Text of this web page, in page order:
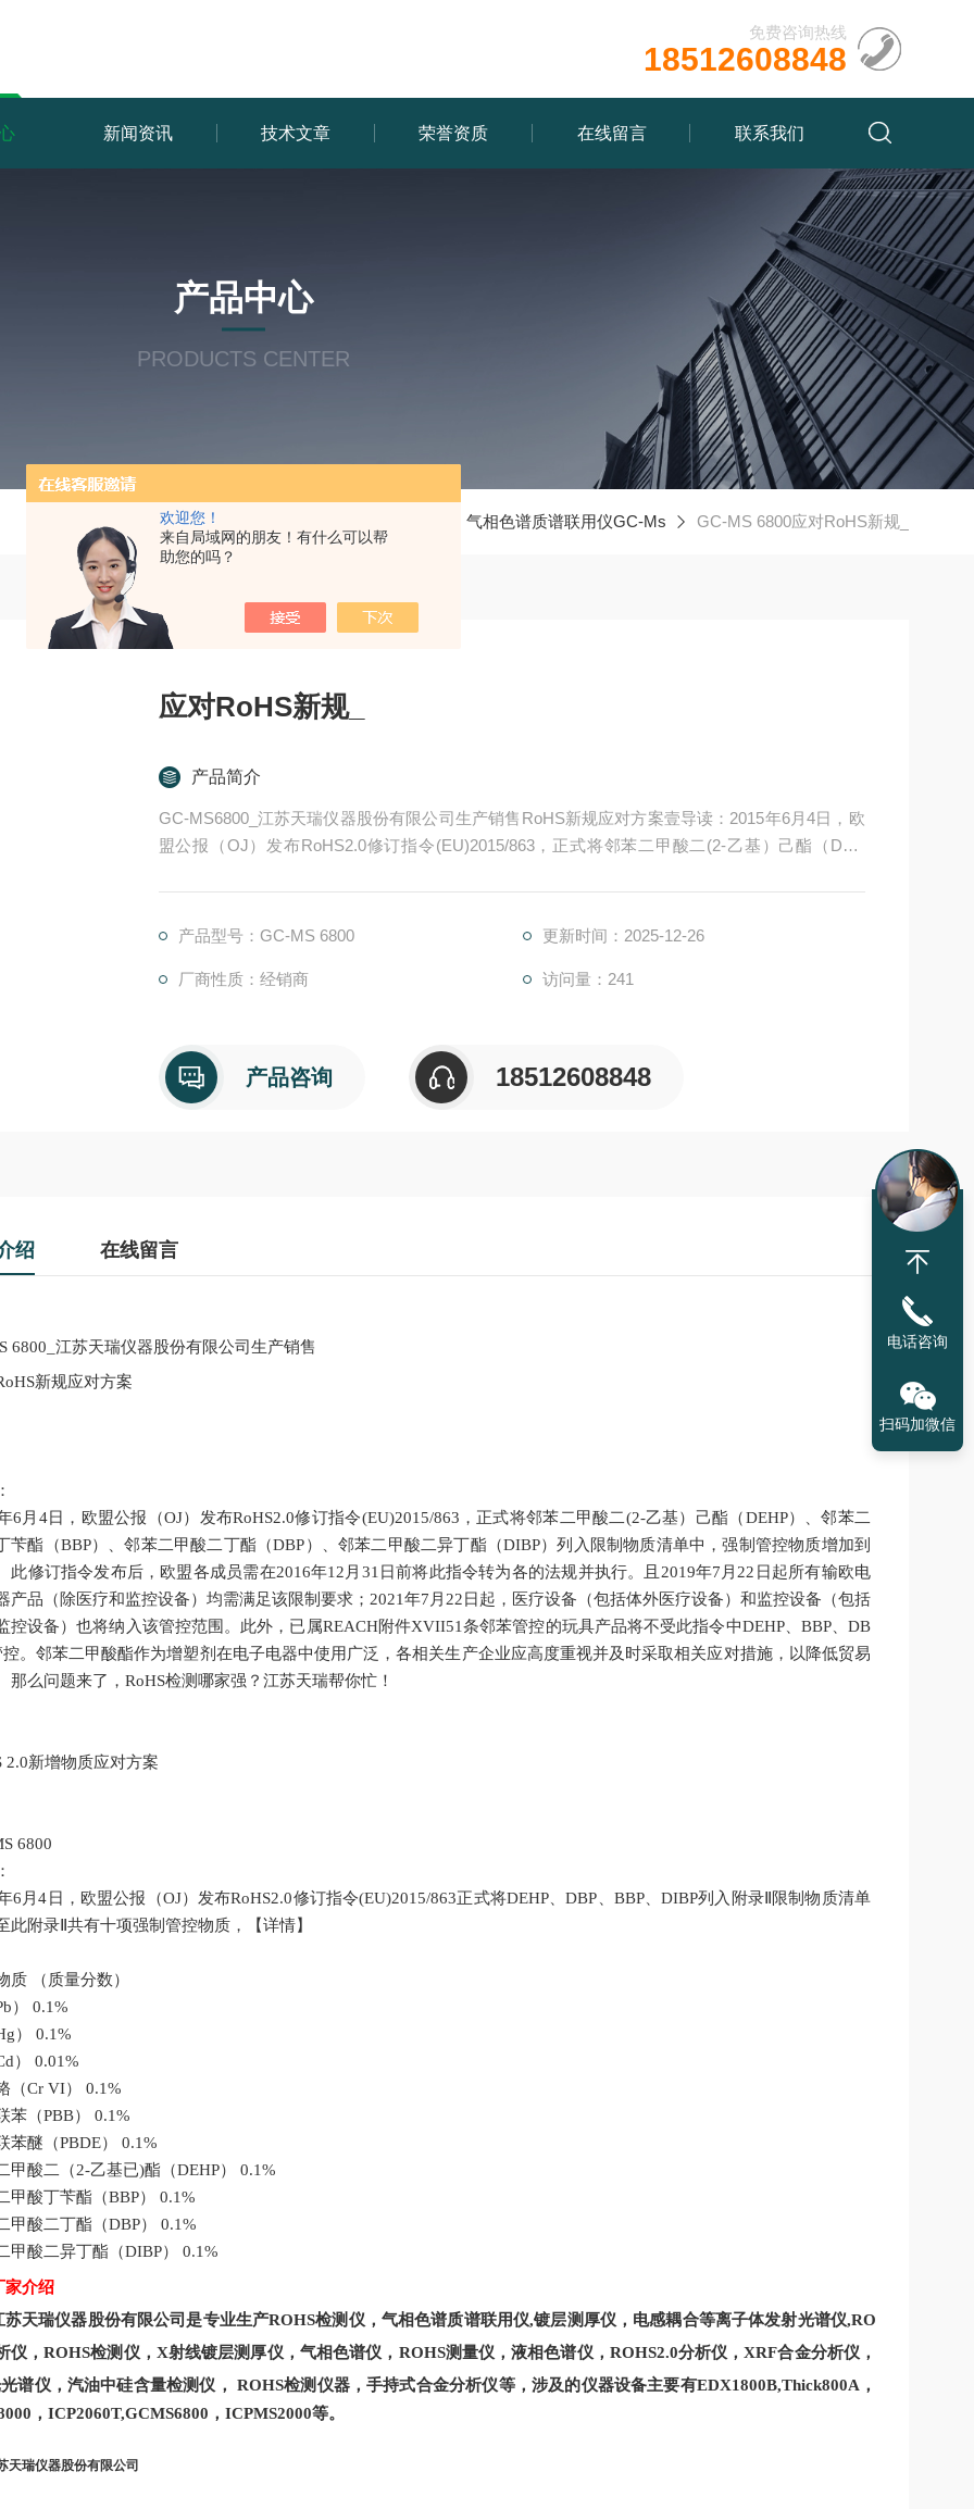
欢迎您！
来自局域网的朋友！有什么可以帮
助您的吗？
免费咨询热线
18512608848
新闻资讯 技术文章 荣誉资质 在线留言 联系我们
产品中心
PRODUCTS CENTER
当前位置： 气相色谱质谱联用仪GC-Ms GC-MS 6800应对RoHS新规_
应对RoHS新规_
产品简介
GC-MS6800_江苏天瑞仪器股份有限公司生产销售RoHS新规应对方案壹导读：2015年6月4日，欧
盟公报（OJ）发布RoHS2.0修订指令(EU)2015/863，正式将邻苯二甲酸二(2-乙基）己酯（DEH
产品型号：GC-MS 6800
更新时间：2025-12-26
厂商性质：经销商 访问量：241
产品咨询 18512608848
绍 在线留言
6800_江苏天瑞仪器股份有限公司生产销售
新规应对方案
6月4日，欧盟公报（OJ）发布RoHS2.0修订指令(EU)2015/863，正式将邻苯二甲酸二(2-乙基）己酯（DEHP）、邻苯二
苄酯（BBP）、邻苯二甲酸二丁酯（DBP）、邻苯二甲酸二异丁酯（DIBP）列入限制物质清单中，强制管控物质增加到
此修订指令发布后，欧盟各成员需在2016年12月31日前将此指令转为各的法规并执行。且2019年7月22日起所有输欧电
产品（除医疗和监控设备）均需满足该限制要求；2021年7月22日起，医疗设备（包括体外医疗设备）和监控设备（包括
控设备）也将纳入该管控范围。此外，已属REACH附件XVII51条邻苯管控的玩具产品将不受此指令中DEHP、BBP、DB
控。邻苯二甲酸酯作为增塑剂在电子电器中使用广泛，各相关生产企业应高度重视并及时采取相关应对措施，以降低贸易
那么问题来了，RoHS检测哪家强？江苏天瑞帮你忙！
2.0新增物质应对方案
6800
6月4日，欧盟公报（OJ）发布RoHS2.0修订指令(EU)2015/863正式将DEHP、DBP、BBP、DIBP列入附录Ⅱ限制物质清单
此附录Ⅱ共有十项强制管控物质，【详情】
质 （质量分数）
） 0.1%
） 0.1%
） 0.01%
（Cr VI） 0.1%
苯（PBB） 0.1%
苯醚（PBDE） 0.1%
甲酸二（2-乙基已)酯（DEHP） 0.1%
甲酸丁苄酯（BBP） 0.1%
甲酸二丁酯（DBP） 0.1%
甲酸二异丁酯（DIBP） 0.1%
家介绍
苏天瑞仪器股份有限公司是专业生产ROHS检测仪 ，气相色谱质谱联用仪,镀层测厚仪 ， 电感耦合等离子体发射光谱仪,RO
仪 ，ROHS检测仪， X射线镀层测厚仪，气相色谱仪， ROHS测量仪，液相色谱仪， ROHS2.0分析仪，XRF合金分析仪 ，
谱仪，汽油中硅含量检测仪，
ROHS检测 仪器，手持式合金分析仪等，涉及的仪器设备主要有EDX1800B,Thick800A ，
，ICP2060T,GCMS6800，ICPMS2000等。
天瑞仪器股份有限公司
电话咨询
扫码加微信